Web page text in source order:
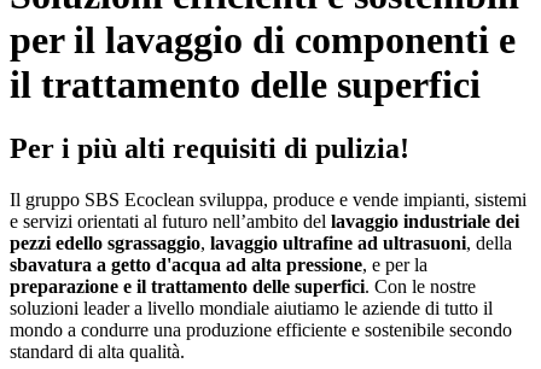
per il lavaggio di componenti e
il trattamento delle superfici
Per i più alti requisiti di pulizia!
Il gruppo SBS Ecoclean sviluppa, produce e vende impianti, sistemi
e servizi orientati al futuro nell’ambito del lavaggio industriale dei
pezzi edello sgrassaggio, lavaggio ultrafine ad ultrasuoni, della
sbavatura a getto d'acqua ad alta pressione, e per la
preparazione e il trattamento delle superfici. Con le nostre
soluzioni leader a livello mondiale aiutiamo le aziende di tutto il
mondo a condurre una produzione efficiente e sostenibile secondo
standard di alta qualità.